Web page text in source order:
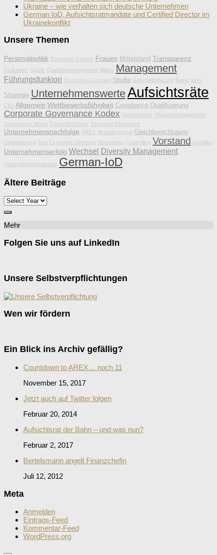
Ukraine – wie verhalten sich deutsche Unternehmen
German IoD, Aufsichtsratmandate und Certified Director im
Ukrainekonflikt
Unsere Themen
Personalpolitik Executive Options Frauen Mittelstand Transparenz
Evaluation Quote Qualitätsmanagement Bilanz Management
Führungsfunkion Executive Coaching Studie Geschäftsbericht Beirat wbw
Strategie UnternehmenswerteAufsichtsräte
CIO Allgemein Wettbewerbsfähigkeit Compliance Qualifizierung
Corporate Governance Kodex Unternehmer Wissensmanagement
Supervisory Board Geschäftsführer Executive Placement
Unternehmensnachfolge AREX Verwaltungsrat Gleichberechtigung
Digitalisierung Non Executive Directors Beurteilung Controlling Vorstand Gehälter
Unternehmenserfolg Wechsel Diversity Management
Unternehmensplanung German-IoD
Ältere Beiträge
Mehr
Folgen Sie uns auf LinkedIn
Unsere Selbstverpflichtungen
Wen wir fördern
Ein Blick ins Archiv gefällig?
Countdown to AREX… noch 11
November 15, 2017
Jetzt auch auf Twitter folgen
Februar 20, 2014
Aufsichtsrat der Bahn – und was nun?
Februar 2, 2017
Bertelsmann angelt Finanzchefin
Juli 12, 2012
Meta
Anmelden
Eintrags-Feed
Kommentar-Feed
WordPress.org